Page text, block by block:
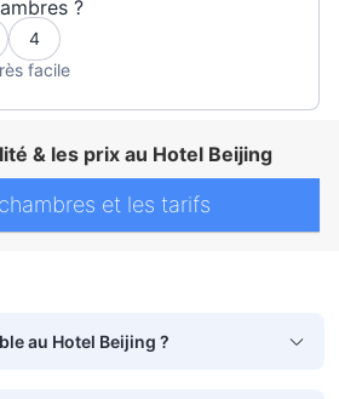
?
4
facile
& les prix au Hotel Beijing
et les tarifs
au Hotel Beijing ?